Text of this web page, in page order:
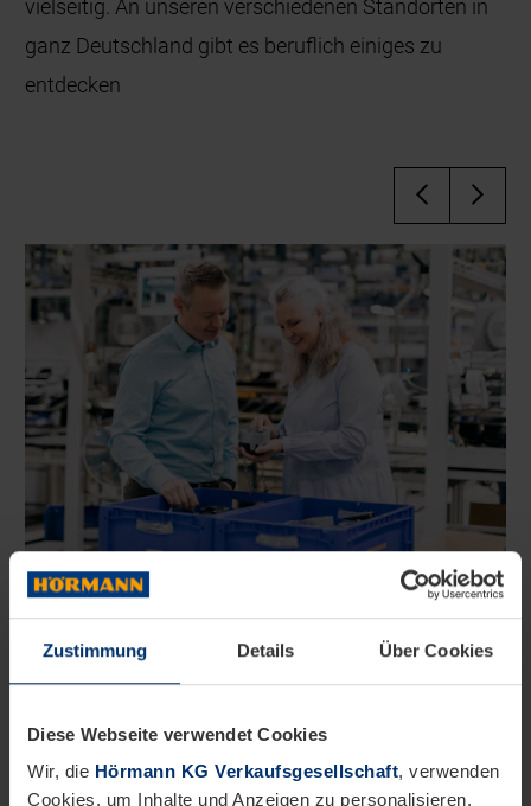
Zustimmung Details Über Cookies
Diese Webseite verwendet Cookies
Wir, die Hörmann KG Verkaufsgesellschaft, verwenden
Cookies, um Inhalte und Anzeigen zu personalisieren,
vielseitig. An unseren verschiedenen Standorten in
ganz Deutschland gibt es beruflich einiges zu
entdecken